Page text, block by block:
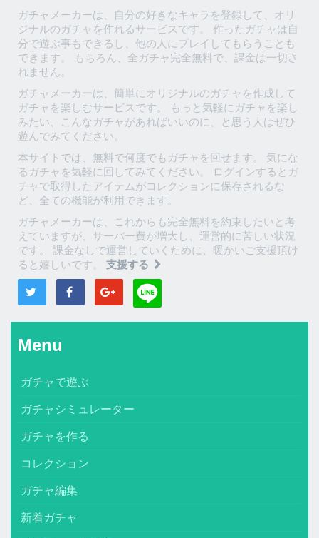
ガチャメーカーは、自分の好きなキャラを登録して、オリ
ジナルのガチャを作れるサービスです。 作ったガチャは自
分で遊ぶ事もできるし、他の人にプレイしてもらうことも
できます。 もちろん、全ガチャ完全無料で、課金は一切さ
れません。
ガチャメーカーは、簡単にオリジナルのガチャを作成して
ガチャを楽しむサービスです。 もっと気軽にガチャを楽し
みたい、こんなガチャがあればいいのに、と思う人はぜひ
遊んでみてください。
本サイトでは、無料で何度でもガチャを回せます。 気にな
るガチャを気軽に回してみてください。 ログインするとガ
チャで取得したアイテムがコレクションに保存されるな
ど、全ての機能が利用できます。
ガチャメーカーは、これからも完全無料を約束したいと考
えていますが、サーバー費が増大し、運営的に苦しい状況
です。 課金なしで運営していくために、暖かいご支援頂け
ると嬉しいです。 支援する
Menu
ガチャで遊ぶ
ガチャシミュレーター
ガチャを作る
コレクション
ガチャ編集
新着ガチャ